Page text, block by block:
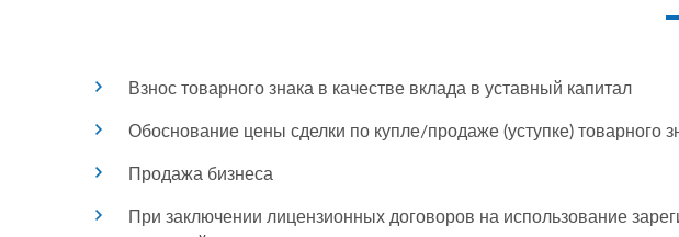
Взнос товарного знака в качестве вклада в уставный капитал
Обоснование цены сделки по купле/продаже (уступке) товарного
Продажа бизнеса
При заключении лицензионных договоров на использование